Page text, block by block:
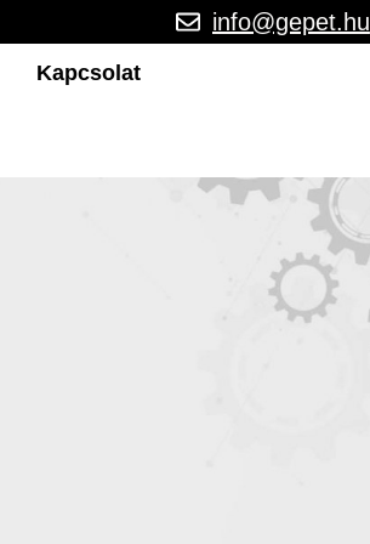
info@gepet.hu
Kapcsolat